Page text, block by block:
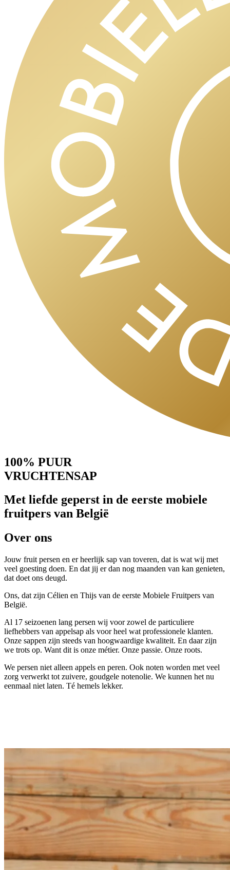
100% PUUR
VRUCHTENSAP
Met liefde geperst in de eerste mobiele
fruitpers van België
Over ons
Jouw fruit persen en er heerlijk sap van toveren, dat is wat wij met
veel goesting doen. En dat jij er dan nog maanden van kan genieten,
dat doet ons deugd.
Ons, dat zijn Célien en Thijs van de eerste Mobiele Fruitpers van
België.
Al 17 seizoenen lang persen wij voor zowel de particuliere
liefhebbers van appelsap als voor heel wat professionele klanten.
Onze sappen zijn steeds van hoogwaardige kwaliteit. En daar zijn
we trots op. Want dit is onze métier. Onze passie. Onze roots.
We persen niet alleen appels en peren. Ook noten worden met veel
zorg verwerkt tot zuivere, goudgele notenolie. We kunnen het nu
eenmaal niet laten. Té hemels lekker.